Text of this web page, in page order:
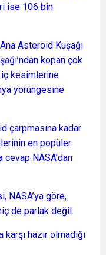
ise 106 bin
Asteroid Kuşağı
kopan çok
iç kesimlerine
yörüngesine
çarpmasına kadar
en popüler
NASA’dan
NASA’ya göre,
de parlak değil.
hazır olmadığı